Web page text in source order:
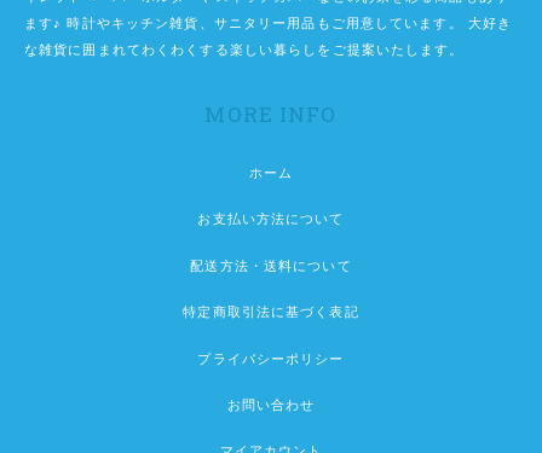
ます♪ 時計やキッチン雑貨、サニタリー用品もご用意しています。 大好き
な雑貨に囲まれてわくわくする楽しい暮らしをご提案いたします。
MORE INFO
ホーム
お支払い方法について
配送方法・送料について
特定商取引法に基づく表記
プライバシーポリシー
お問い合わせ